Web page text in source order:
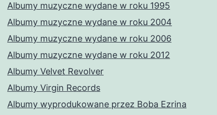
Albumy muzyczne wydane w roku 1995
Albumy muzyczne wydane w roku 2004
Albumy muzyczne wydane w roku 2006
Albumy muzyczne wydane w roku 2012
Albumy Velvet Revolver
Albumy Virgin Records
Albumy wyprodukowane przez Boba Ezrina